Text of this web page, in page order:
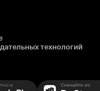
технологий